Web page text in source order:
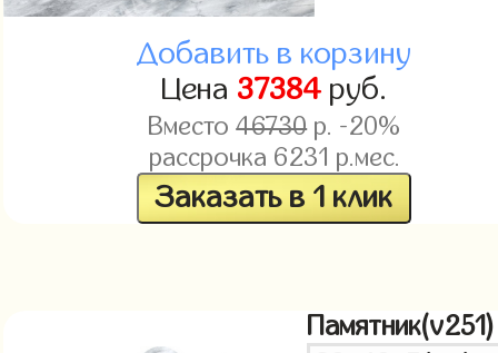
Добавить в корзину
Цена 37384 руб.
Вместо46730р. -20%
рассрочка 6231 р.мес.
Заказать в 1 клик
Памятник(v251)